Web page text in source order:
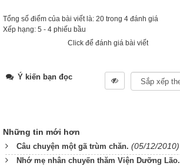
Tổng số điểm của bài viết là: 20 trong 4 đánh giá
Xếp hạng: 5 - 4 phiếu bầu
Click để đánh giá bài viết
Ý kiến bạn đọc
Những tin mới hơn
Câu chuyện một gã trùm chăn. (05/12/2010)
Nhớ mẹ nhân chuyến thăm Viện Dưỡng Lão.